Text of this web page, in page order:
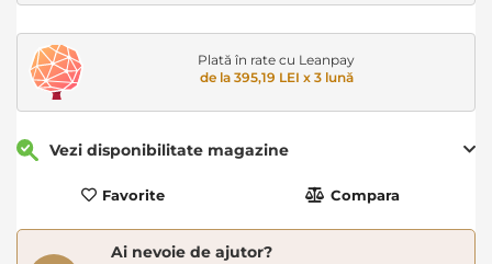
Plată în rate cu Leanpay
de la 395,19 LEI x 3 lună
Vezi disponibilitate magazine
Favorite Compara
Ai nevoie de ajutor?